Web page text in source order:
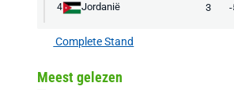
€ 29,99
Bekijk deal
€ 78,00
4 Jordanië 3
Complete Stand
Meest gelezen